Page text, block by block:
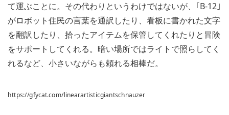
て運ぶことに。その代わりというわけではないが、｢B-12｣
がロボット住民の言葉を通訳したり、看板に書かれた文字
を翻訳したり、拾ったアイテムを保管してくれたりと冒険
をサポートしてくれる。暗い場所ではライトで照らしてく
れるなど、小さいながらも頼れる相棒だ。
https://gfycat.com/linearartisticgiantschnauzer